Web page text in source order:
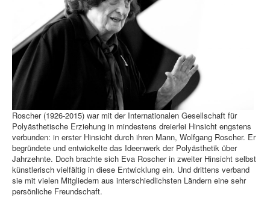
Roscher (1926-2015) war mit der Internationalen Gesellschaft für
Polyästhetische Erziehung in mindestens dreierlei Hinsicht engstens
verbunden: in erster Hinsicht durch ihren Mann, Wolfgang Roscher. Er
begründete und entwickelte das Ideenwerk der Polyästhetik über
Jahrzehnte. Doch brachte sich Eva Roscher in zweiter Hinsicht selbst
künstlerisch vielfältig in diese Entwicklung ein. Und drittens verband
sie mit vielen Mitgliedern aus interschiedlichsten Ländern eine sehr
persönliche Freundschaft.